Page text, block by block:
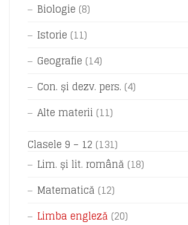
Biologie (8)
Istorie (11)
Geografie (14)
Con. și dezv. pers. (4)
Alte materii (11)
Clasele 9 – 12 (131)
Lim. și lit. română (18)
Matematică (12)
Limba engleză (20)